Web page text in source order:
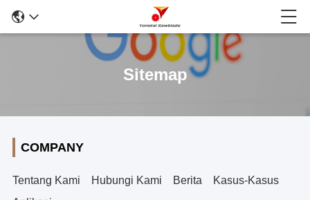
Sitemap
COMPANY
Tentang Kami Hubungi Kami Berita
Kasus-Kasus